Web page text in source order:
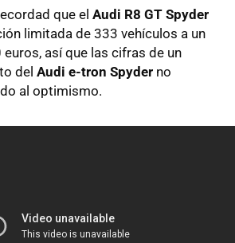
que el Audi R8 GT Spyder
limitada de 333 vehículos a un
así que las cifras de un
del Audi e-tron Spyder no
al optimismo.